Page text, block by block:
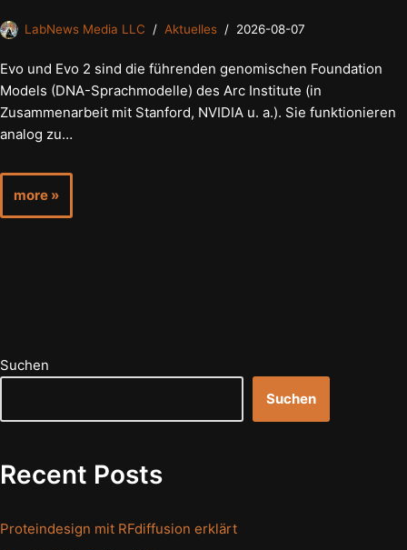
LabNews Media LLC Aktuelles 2026-08-07
Evo und Evo 2 sind die führenden genomischen Foundation
Models (DNA-Sprachmodelle) des Arc Institute (in
Zusammenarbeit mit Stanford, NVIDIA u. a.). Sie funktionieren
analog zu…
more »
Suchen
Suchen
Recent Posts
Proteindesign mit RFdiffusion erklärt